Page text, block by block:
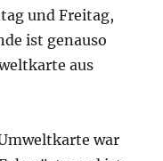
und Freitag,
ist genauso
aus
war